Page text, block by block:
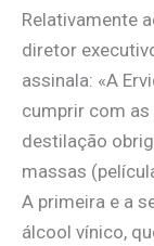
Relativamente
diretor
assinala: «A
cumprir com
destilação
massas
A primeira e a
álcool vínico,